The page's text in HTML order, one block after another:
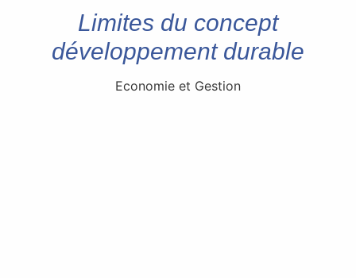
Limites du concept
développement durable
Economie et Gestion